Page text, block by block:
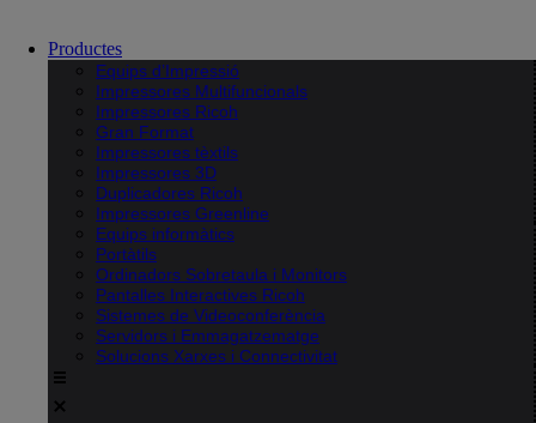
Productes
Equips d’Impressió
Impressores Multifuncionals
Impressores Ricoh
Gran Format
Impressores tèxtils
Impressores 3D
Duplicadores Ricoh
Impressores Greenline
Equips informàtics
Portàtils
Ordinadors Sobretaula i Monitors
Pantalles Interactives Ricoh
Sistemes de Videoconferència
Servidors i Emmagatzematge
Solucions Xarxes i Connectivitat